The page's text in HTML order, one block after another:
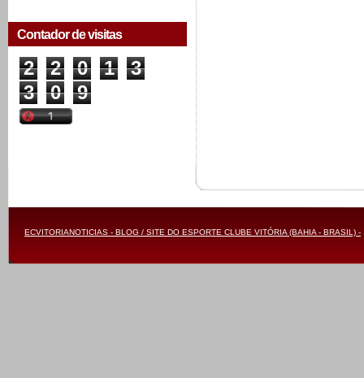
Contador de visitas
2 2 0 1
3
3
0 9
ECVITORIANOTICIAS - BLOG / SITE DO ESPORTE CLUBE VITÓRIA (BAHIA - BRASIL) -